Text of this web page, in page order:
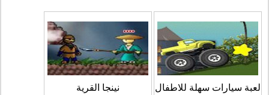
لعبة سيارات سهلة للاطفال نينجا القرية